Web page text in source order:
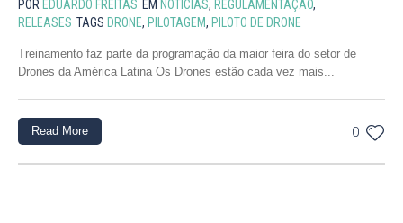
POR EDUARDO FREITAS EM NOTÍCIAS, REGULAMENTAÇÃO,
RELEASES TAGS DRONE, PILOTAGEM, PILOTO DE DRONE
Treinamento faz parte da programação da maior feira do setor de
Drones da América Latina Os Drones estão cada vez mais...
0
Read More